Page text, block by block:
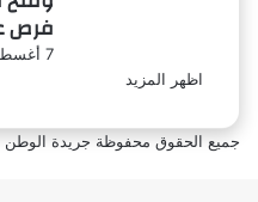
فرص
7 أغسطس، 2026
اظهر المزيد
جميع الحقوق محفوظة جريدة الوطن